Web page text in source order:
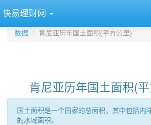
快易理财网
数据 肯尼亚历年国土面积(平方公里)
肯尼亚历年国土面积(
国土面积是一个国家的总面积，其中包括内
的水域面积。